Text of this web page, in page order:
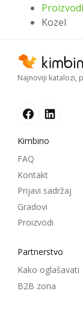
Proizvodi
Kozel
Najnoviji katalozi,
Kimbino
FAQ
Kontakt
Prijavi sadržaj
Gradovi
Proizvodi
Partnerstvo
Kako oglašavati
B2B zona